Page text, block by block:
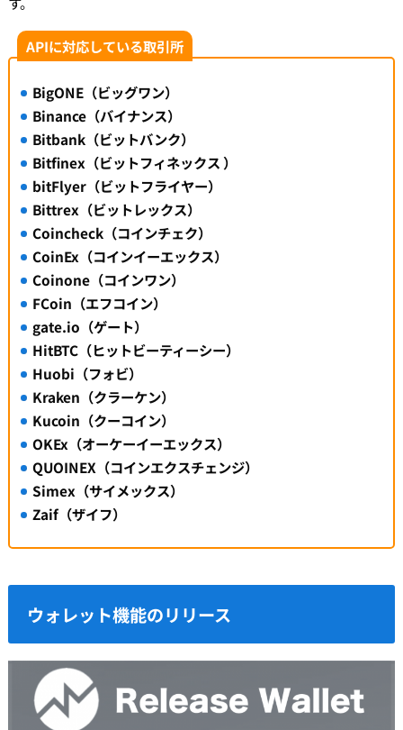
APIに対応している取引所
BigONE（ビッグワン）
Binance（バイナンス）
Bitbank（ビットバンク）
Bitfinex（ビットフィネックス ）
bitFlyer（ビットフライヤー）
Bittrex（ビットレックス）
Coincheck（コインチェク）
CoinEx（コインイーエックス）
Coinone（コインワン）
FCoin（エフコイン）
gate.io（ゲート）
HitBTC（ヒットビーティーシー）
Huobi（フォビ）
Kraken（クラーケン）
Kucoin（クーコイン）
OKEx（オーケーイーエックス）
QUOINEX（コインエクスチェンジ）
Simex（サイメックス）
Zaif（ザイフ）
ウォレット機能のリリース